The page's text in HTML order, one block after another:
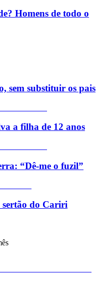
Homens de todo o
sem substituir os pais
a filha de 12 anos
“Dê-me o fuzil”
do Cariri